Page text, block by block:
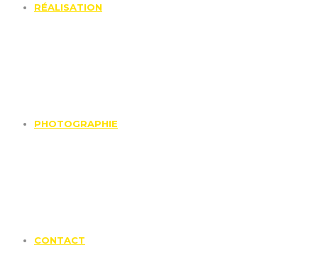
RÉALISATION
PHOTOGRAPHIE
CONTACT